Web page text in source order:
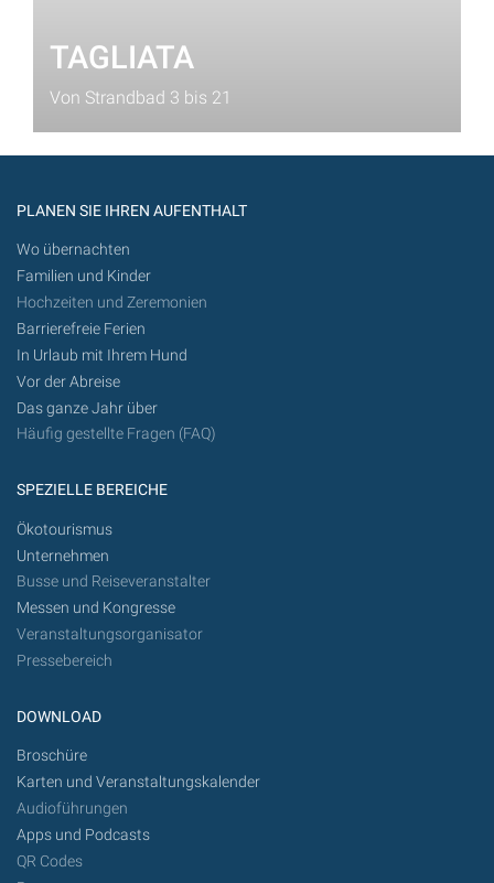
TAGLIATA
Von Strandbad 3 bis 21
PLANEN SIE IHREN AUFENTHALT
Wo übernachten
Familien und Kinder
Hochzeiten und Zeremonien
Barrierefreie Ferien
In Urlaub mit Ihrem Hund
Vor der Abreise
Das ganze Jahr über
Häufig gestellte Fragen (FAQ)
SPEZIELLE BEREICHE
Ökotourismus
Unternehmen
Busse und Reiseveranstalter
Messen und Kongresse
Veranstaltungsorganisator
Pressebereich
DOWNLOAD
Broschüre
Karten und Veranstaltungskalender
Audioführungen
Apps und Podcasts
QR Codes